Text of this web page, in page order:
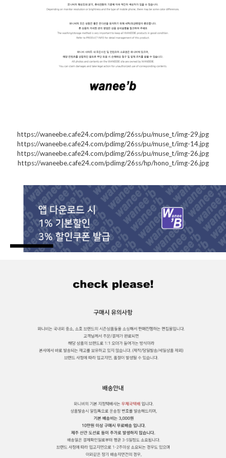
https://waneebe.cafe24.com/pdimg/26ss/pu/muse_t/img-29.jpg
https://waneebe.cafe24.com/pdimg/26ss/pu/muse_t/img-14.jpg
https://waneebe.cafe24.com/pdimg/26ss/pu/muse_t/img-26.jpg
https://waneebe.cafe24.com/pdimg/26ss/hp/hono_t/img-26.jpg